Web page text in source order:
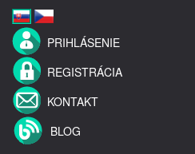
PRIHLÁSENIE
REGISTRÁCIA
KONTAKT
BLOG